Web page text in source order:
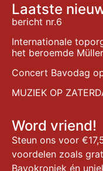
Laatste
bericht nr.6
Internationale
het beroemde
Concert Bavodag
MUZIEK OP
Word vriend!
Steun ons voor
voordelen zoals
Bavokroniek én